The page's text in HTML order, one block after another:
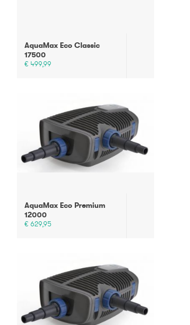
AquaMax Eco Classic
17500
€ 499,99
AquaMax Eco Premium
12000
€ 629,95